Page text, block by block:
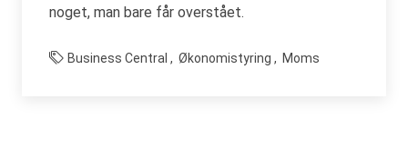
noget, man bare får overstået.
Business Central Økonomistyring Moms